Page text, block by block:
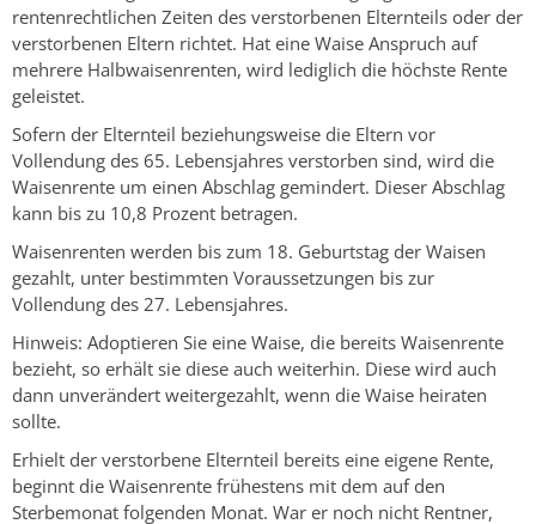
rentenrechtlichen Zeiten des verstorbenen Elternteils oder der
verstorbenen Eltern richtet. Hat eine Waise Anspruch auf
mehrere Halbwaisenrenten, wird lediglich die höchste Rente
geleistet.
Sofern der Elternteil beziehungsweise die Eltern vor
Vollendung des 65. Lebensjahres verstorben sind, wird die
Waisenrente um einen Abschlag gemindert. Dieser Abschlag
kann bis zu 10,8 Prozent betragen.
Waisenrenten werden bis zum 18. Geburtstag der Waisen
gezahlt, unter bestimmten Voraussetzungen bis zur
Vollendung des 27. Lebensjahres.
Hinweis: Adoptieren Sie eine Waise, die bereits Waisenrente
bezieht, so erhält sie diese auch weiterhin. Diese wird auch
dann unverändert weitergezahlt, wenn die Waise heiraten
sollte.
Erhielt der verstorbene Elternteil bereits eine eigene Rente,
beginnt die Waisenrente frühestens mit dem auf den
Sterbemonat folgenden Monat. War er noch nicht Rentner,